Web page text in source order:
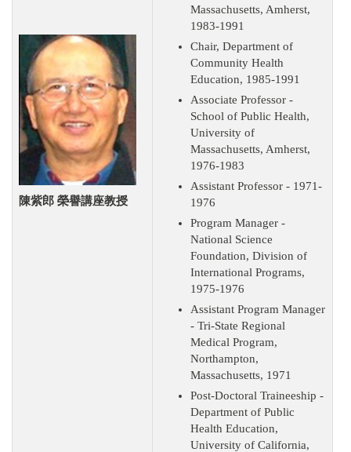
陳紫郎 榮譽講座教授
Massachusetts, Amherst,
1983-1991
Chair, Department of
Community Health
Education, 1985-1991
Associate Professor -
School of Public Health,
University of
Massachusetts, Amherst,
1976-1983
Assistant Professor - 1971-
1976
Program Manager -
National Science
Foundation, Division of
International Programs,
1975-1976
Assistant Program Manager
- Tri-State Regional
Medical Program,
Northampton,
Massachusetts, 1971
Post-Doctoral Traineeship -
Department of Public
Health Education,
University of California,